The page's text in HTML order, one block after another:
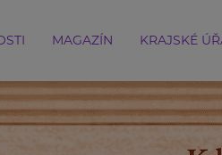
MAGAZÍN KRAJSKÉ